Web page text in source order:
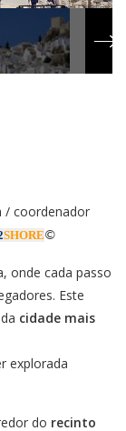
/ coordenador
SHORE©
onde cada passo
Este
cidade mais
explorada
do recinto